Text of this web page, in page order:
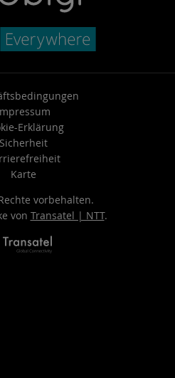
Erklärung
Sicherheit
Karte
vorbehalten.
von Transatel | NTT.